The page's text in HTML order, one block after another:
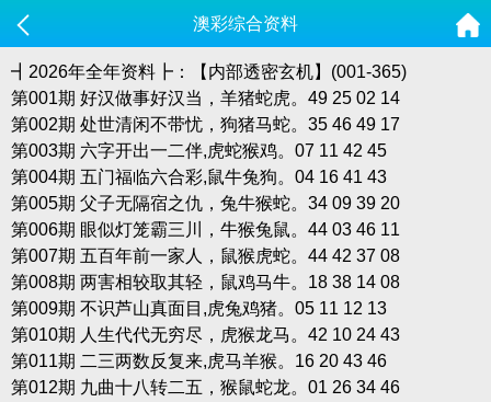
澳彩综合资料
┫2026年全年资料┣：【内部透密玄机】(001-365)
第001期 好汉做事好汉当，羊猪蛇虎。49 25 02 14
第002期 处世清闲不带忧，狗猪马蛇。35 46 49 17
第003期 六字开出一二伴,虎蛇猴鸡。07 11 42 45
第004期 五门福临六合彩,鼠牛兔狗。04 16 41 43
第005期 父子无隔宿之仇，兔牛猴蛇。34 09 39 20
第006期 眼似灯笼霸三川，牛猴兔鼠。44 03 46 11
第007期 五百年前一家人，鼠猴虎蛇。44 42 37 08
第008期 两害相较取其轻，鼠鸡马牛。18 38 14 08
第009期 不识芦山真面目,虎兔鸡猪。05 11 12 13
第010期 人生代代无穷尽，虎猴龙马。42 10 24 43
第011期 二三两数反复来,虎马羊猴。16 20 43 46
第012期 九曲十八转二五，猴鼠蛇龙。01 26 34 46